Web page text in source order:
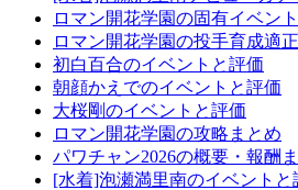
ロマン開花学園の固有イベン
ロマン開花学園の投手育成適
初白百合のイベントと評価
朝顔かえでのイベントと評価
大桜剛のイベントと評価
ロマン開花学園の攻略まとめ
パワチャン2026の概要・報酬
[水着]泡瀬満里南のイベントと